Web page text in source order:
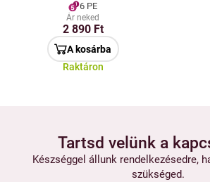
6 PE
Ár neked
2 890 Ft
A kosárba
Raktáron
Tartsd velünk a
Készséggel állunk rendelkezésedre,
szükséged.